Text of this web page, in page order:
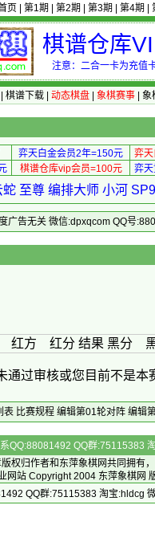
页 第1期 第2期 第3期 第4期
棋谱仓库
注意：二合一卡为充值
棋谱下载| 动态棋盘| 象棋赛事| 象
弈天白金会员2年=150元
弈
棋谱仓库vip会员=100元 弈
至尊 编排大师 小河
广告无关 微信:dpxqcom QQ号
编辑
红方 红分 结果 黑
通过审核或您目前不是
表 比赛规程 编辑第01轮对阵 编辑
QQ:88081492 QQ群:75115383
权归作者和 东萍象棋网共同拥有
网站 Copyright 2004 东萍象棋网
QQ群:75115383 淘宝:hldcg